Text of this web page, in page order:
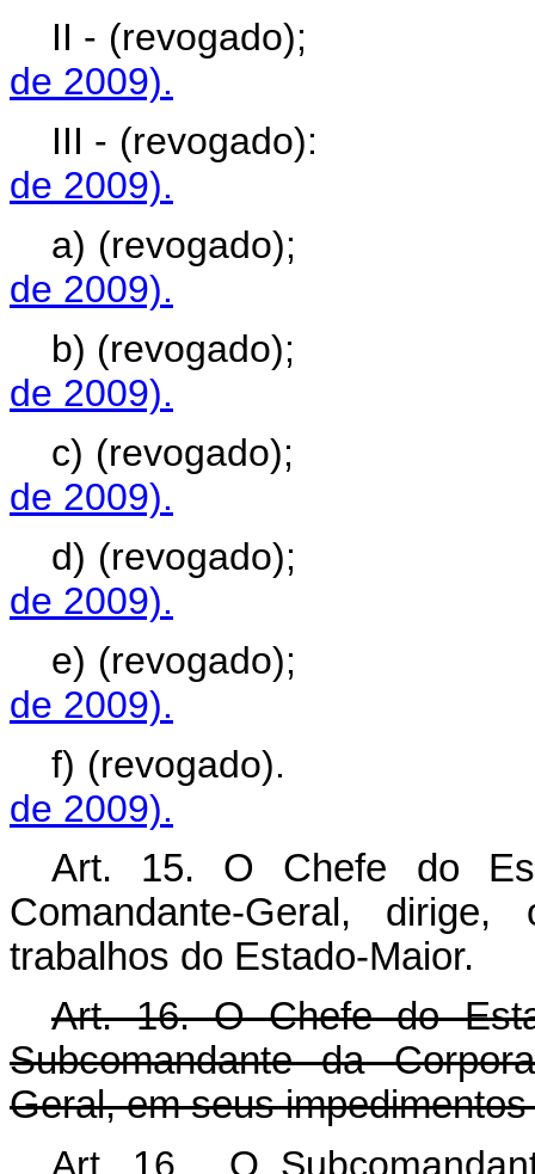
II -
de 2009).
III -
de 2009).
a)
de 2009).
b)
de 2009).
c) (revogado);
de 2009).
d)
de 2009).
e)
de 2009).
f)
de 2009).
Art. 15. O Chefe do
Comandante-Geral,
trabalhos do Estado-Maior.
Art. 16. O Chefe do
Subcomandante da
Geral, em seus
Art. 16. O